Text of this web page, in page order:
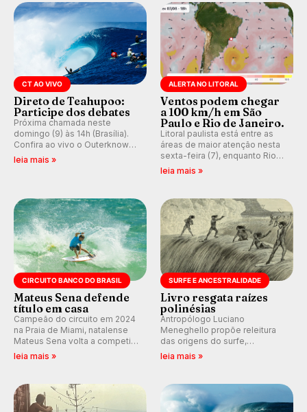
CT AO VIVO
Direto de Teahupoo:
Participe dos debates
Próxima chamada neste
domingo (9) às 14h (Brasília).
Confira ao vivo o Outerknown
Tahiti Pro 2026 e participe dos
leia mais »
ALERTA NO LITORAL
Ventos podem chegar
a 100 km/h em São
Paulo e Rio de Janeiro.
Litoral paulista está entre as
áreas de maior atenção nesta
sexta-feira (7), enquanto Rio
de Janeiro também recebe
km/h em Itanhaém.
leia mais »
CIRCUITO BANCO DO BRASIL
Mateus Sena defende
título em casa
Campeão do circuito em 2024
na Praia de Miami, natalense
Mateus Sena volta a competir
em casa em busca de manter a
leia mais »
SURFE E ANCESTRALIDADE
Livro resgata raízes
polinésias
Antropólogo Luciano
Meneghello propõe releitura
das origens do surfe,
resgatando a cultura polinésia
prática em esporte e indústria.
leia mais »